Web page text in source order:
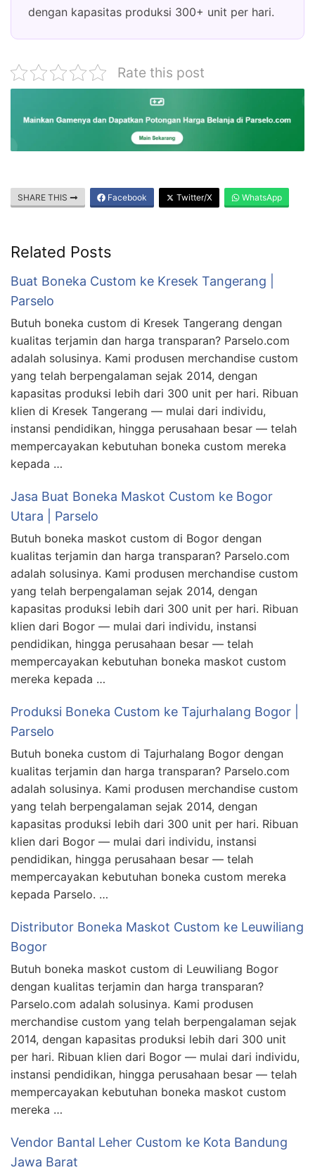
dengan kapasitas produksi 300+ unit per hari.
Rate this post
SHARE THIS Facebook Twitter/X WhatsApp
Related Posts
Buat Boneka Custom ke Kresek Tangerang |
Parselo
Butuh boneka custom di Kresek Tangerang dengan
kualitas terjamin dan harga transparan? Parselo.com
adalah solusinya. Kami produsen merchandise custom
yang telah berpengalaman sejak 2014, dengan
kapasitas produksi lebih dari 300 unit per hari. Ribuan
klien di Kresek Tangerang — mulai dari individu,
instansi pendidikan, hingga perusahaan besar — telah
mempercayakan kebutuhan boneka custom mereka
kepada …
Jasa Buat Boneka Maskot Custom ke Bogor
Utara | Parselo
Butuh boneka maskot custom di Bogor dengan
kualitas terjamin dan harga transparan? Parselo.com
adalah solusinya. Kami produsen merchandise custom
yang telah berpengalaman sejak 2014, dengan
kapasitas produksi lebih dari 300 unit per hari. Ribuan
klien dari Bogor — mulai dari individu, instansi
pendidikan, hingga perusahaan besar — telah
mempercayakan kebutuhan boneka maskot custom
mereka kepada …
Produksi Boneka Custom ke Tajurhalang Bogor |
Parselo
Butuh boneka custom di Tajurhalang Bogor dengan
kualitas terjamin dan harga transparan? Parselo.com
adalah solusinya. Kami produsen merchandise custom
yang telah berpengalaman sejak 2014, dengan
kapasitas produksi lebih dari 300 unit per hari. Ribuan
klien dari Bogor — mulai dari individu, instansi
pendidikan, hingga perusahaan besar — telah
mempercayakan kebutuhan boneka custom mereka
kepada Parselo. …
Distributor Boneka Maskot Custom ke Leuwiliang
Bogor
Butuh boneka maskot custom di Leuwiliang Bogor
dengan kualitas terjamin dan harga transparan?
Parselo.com adalah solusinya. Kami produsen
merchandise custom yang telah berpengalaman sejak
2014, dengan kapasitas produksi lebih dari 300 unit
per hari. Ribuan klien dari Bogor — mulai dari individu,
instansi pendidikan, hingga perusahaan besar — telah
mempercayakan kebutuhan boneka maskot custom
mereka …
Vendor Bantal Leher Custom ke Kota Bandung
Jawa Barat